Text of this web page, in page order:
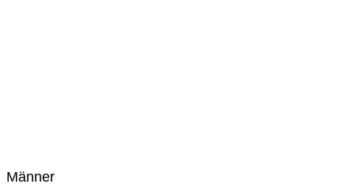
Männer